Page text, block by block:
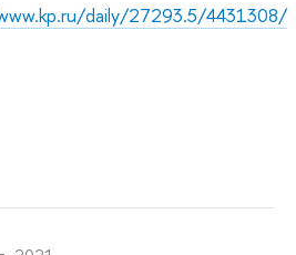
daily/27293.5/4431308/